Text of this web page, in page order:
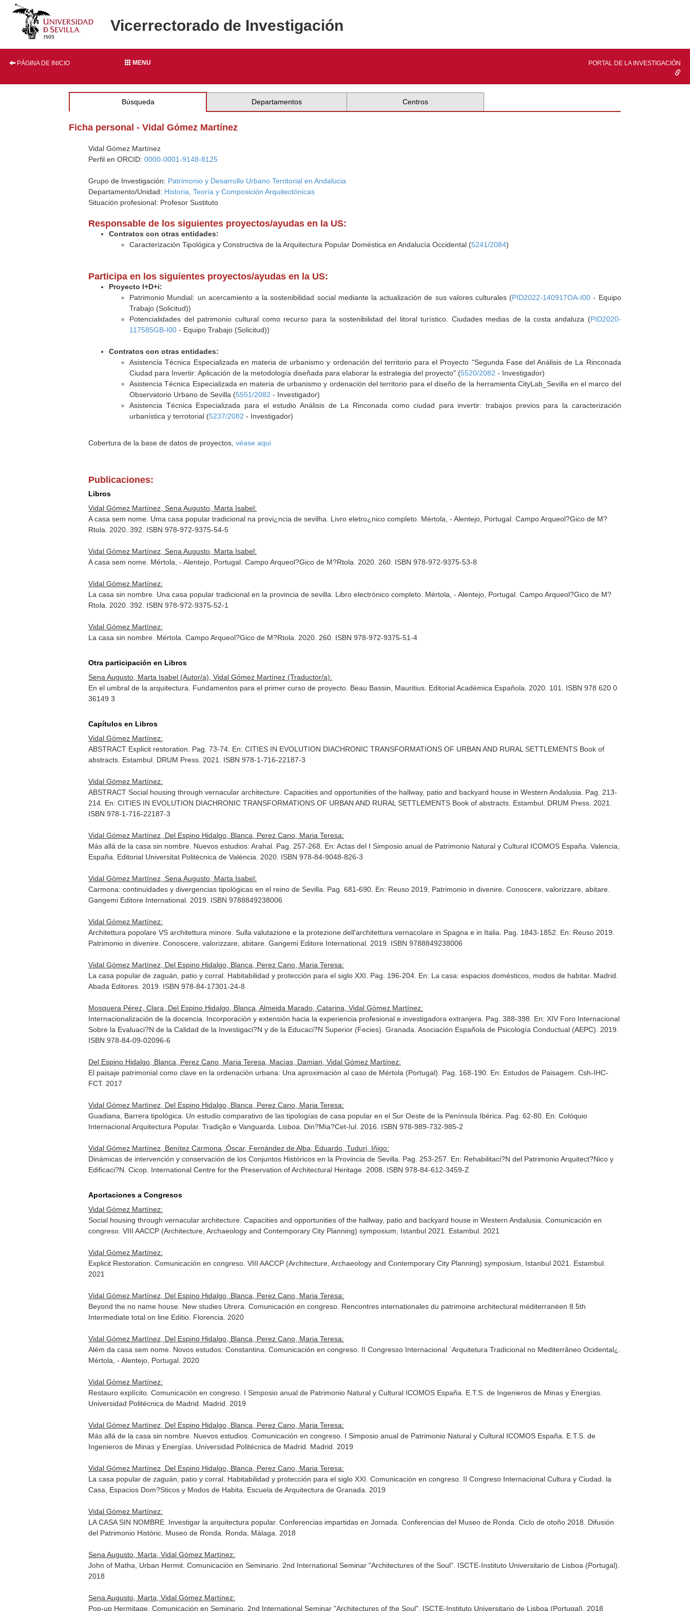
Vicerrectorado de Investigación
PÁGINA DE INICIO MENU PORTAL DE LA INVESTIGACIÓN
Búsqueda Departamentos Centros
Ficha personal - Vidal Gómez Martínez
Vidal Gómez Martínez
Perfil en ORCID:0000-0001-9148-8125
Grupo de Investigación: Patrimonio y Desarrollo Urbano Territorial en Andalucia
Departamento/Unidad: Historia, Teoría y Composición Arquitectónicas
Situación profesional: Profesor Sustituto
Responsable de los siguientes proyectos/ayudas en la US:
Contratos con otras entidades:
Caracterización Tipológica y Constructiva de la Arquitectura Popular Doméstica en Andalucía Occidental (5241/2084)
Participa en los siguientes proyectos/ayudas en la US:
Proyecto I+D+i:
Patrimonio Mundial: un acercamiento a la sostenibilidad social mediante la actualización de sus valores culturales (PID2022-140917OA-I00 - Equipo
Trabajo (Solicitud))
Potencialidades del patrimonio cultural como recurso para la sostenibilidad del litoral turístico. Ciudades medias de la costa andaluza (PID2020-
117585GB-I00 - Equipo Trabajo (Solicitud))
Contratos con otras entidades:
Asistencia Técnica Especializada en materia de urbanismo y ordenación del territorio para el Proyecto "Segunda Fase del Análisis de La Rinconada
Ciudad para Invertir: Aplicación de la metodología diseñada para elaborar la estrategia del proyecto" (5520/2082 - Investigador)
Asistencia Técnica Especializada en materia de urbanismo y ordenación del territorio para el diseño de la herramienta CityLab_Sevilla en el marco del
Observatorio Urbano de Sevilla (5551/2082 - Investigador)
Asistencia Técnica Especializada para el estudio Análisis de La Rinconada como ciudad para invertir: trabajos previos para la caracterización
urbanística y terrotorial (5237/2082 - Investigador)
Cobertura de la base de datos de proyectos,véase aqui
Publicaciones:
Libros
Vidal Gómez Martínez, Sena Augusto, Marta Isabel:
A casa sem nome. Uma casa popular tradicional na provi¿ncia de sevilha. Livro eletro¿nico completo. Mértola, - Alentejo, Portugal. Campo Arqueol?Gico de M?
Rtola. 2020. 392. ISBN 978-972-9375-54-5
Vidal Gómez Martínez, Sena Augusto, Marta Isabel:
A casa sem nome. Mértola, - Alentejo, Portugal. Campo Arqueol?Gico de M?Rtola. 2020. 260. ISBN 978-972-9375-53-8
Vidal Gómez Martínez:
La casa sin nombre. Una casa popular tradicional en la provincia de sevilla. Libro electrónico completo. Mértola, - Alentejo, Portugal. Campo Arqueol?Gico de M?
Rtola. 2020. 392. ISBN 978-972-9375-52-1
Vidal Gómez Martínez:
La casa sin nombre. Mértola. Campo Arqueol?Gico de M?Rtola. 2020. 260. ISBN 978-972-9375-51-4
Otra participación en Libros
Sena Augusto, Marta Isabel (Autor/a), Vidal Gómez Martínez (Traductor/a):
En el umbral de la arquitectura. Fundamentos para el primer curso de proyecto. Beau Bassin, Mauritius. Editorial Académica Española. 2020. 101. ISBN 978 620 0
36149 3
Capítulos en Libros
Vidal Gómez Martínez:
ABSTRACT Explicit restoration. Pag. 73-74. En: CITIES IN EVOLUTION DIACHRONIC TRANSFORMATIONS OF URBAN AND RURAL SETTLEMENTS Book of
abstracts . Estambul. DRUM Press. 2021. ISBN 978-1-716-22187-3
Vidal Gómez Martínez:
ABSTRACT Social housing through vernacular architecture. Capacities and opportunities of the hallway, patio and backyard house in Western Andalusia. Pag. 213-
214. En: CITIES IN EVOLUTION DIACHRONIC TRANSFORMATIONS OF URBAN AND RURAL SETTLEMENTS Book of abstracts . Estambul. DRUM Press. 2021.
ISBN 978-1-716-22187-3
Vidal Gómez Martínez, Del Espino Hidalgo, Blanca, Perez Cano, Maria Teresa:
Más allá de la casa sin nombre. Nuevos estudios: Arahal. Pag. 257-268. En: Actas del I Simposio anual de Patrimonio Natural y Cultural ICOMOS España . Valencia,
España. Editorial Universitat Politècnica de València. 2020. ISBN 978-84-9048-826-3
Vidal Gómez Martínez, Sena Augusto, Marta Isabel:
Carmona: continuidades y divergencias tipológicas en el reino de Sevilla. Pag. 681-690. En: Reuso 2019. Patrimonio in divenire. Conoscere, valorizzare, abitare
Gangemi Editore International. 2019. ISBN 9788849238006
Vidal Gómez Martínez:
Architettura popolare VS architettura minore. Sulla valutazione e la protezione dell'architettura vernacolare in Spagna e in Italia. Pag. 1843-1852. En: Reuso 2019.
Patrimonio in divenire. Conoscere, valorizzare, abitare . Gangemi Editore International. 2019. ISBN 9788849238006
Vidal Gómez Martínez, Del Espino Hidalgo, Blanca, Perez Cano, Maria Teresa:
La casa popular de zaguán, patio y corral. Habitabilidad y protección para el siglo XXI. Pag. 196-204. En: La casa: espacios domésticos, modos de habitar. Madrid.
Abada Editores. 2019. ISBN 978-84-17301-24-8
Mosquera Pérez, Clara, Del Espino Hidalgo, Blanca, Almeida Marado, Catarina, Vidal Gómez Martínez:
Internacionalización de la docencia. Incorporación y extensión hacia la experiencia profesional e investigadora extranjera. Pag. 388-398. En: XIV Foro Internacional
Sobre la Evaluaci?N de la Calidad de la Investigaci?N y de la Educaci?N Superior (Fecies) . Granada. Asociación Española de Psicología Conductual (AEPC). 2019.
ISBN 978-84-09-02096-6
Del Espino Hidalgo, Blanca, Perez Cano, Maria Teresa, Macías, Damian, Vidal Gómez Martínez:
El paisaje patrimonial como clave en la ordenación urbana: Una aproximación al caso de Mértola (Portugal). Pag. 168-190. En: Estudos de Paisagem . Csh-IHC-
FCT. 2017
Vidal Gómez Martínez, Del Espino Hidalgo, Blanca, Perez Cano, Maria Teresa:
Guadiana, Barrera tipológica. Un estudio comparativo de las tipologías de casa popular en el Sur Oeste de la Península Ibérica. Pag. 62-80. En: Colóquio
Internacional Arquitectura Popular. Tradição e Vanguarda . Lisboa. Din?Mia?Cet-Iul. 2016. ISBN 978-989-732-985-2
Vidal Gómez Martínez, Benítez Carmona, Óscar, Fernández de Alba, Eduardo, Tuduri, Iñigo:
Dinámicas de intervención y conservación de los Conjuntos Históricos en la Provincia de Sevilla. Pag. 253-257. En: Rehabilitaci?N del Patrimonio Arquitect?Nico y
Edificaci?N . Cicop. International Centre for the Preservation of Architectural Heritage. 2008. ISBN 978-84-612-3459-Z
Aportaciones a Congresos
Vidal Gómez Martínez:
Social housing through vernacular architecture. Capacities and opportunities of the hallway, patio and backyard house in Western Andalusia. Comunicación en
congreso. VIII AACCP (Architecture, Archaeology and Contemporary City Planning) symposium, Istanbul 2021. Estambul. 2021
Vidal Gómez Martínez:
Explicit Restoration. Comunicación en congreso. VIII AACCP (Architecture, Archaeology and Contemporary City Planning) symposium, Istanbul 2021. Estambul.
2021
Vidal Gómez Martínez, Del Espino Hidalgo, Blanca, Perez Cano, Maria Teresa:
Beyond the no name house. New studies Utrera. Comunicación en congreso. Rencontres internationales du patrimoine architectural méditerranéen 8.5th
Intermediate total on line Editio. Florencia. 2020
Vidal Gómez Martínez, Del Espino Hidalgo, Blanca, Perez Cano, Maria Teresa:
Além da casa sem nome. Novos estudos: Constantina. Comunicación en congreso. II Congresso Internacional `Arquitetura Tradicional no Mediterrâneo Ocidental¿.
Mértola, - Alentejo, Portugal. 2020
Vidal Gómez Martínez:
Restauro explícito. Comunicación en congreso. I Simposio anual de Patrimonio Natural y Cultural ICOMOS España. E.T.S. de Ingenieros de Minas y Energías.
Universidad Politécnica de Madrid. Madrid. 2019
Vidal Gómez Martínez, Del Espino Hidalgo, Blanca, Perez Cano, Maria Teresa:
Más allá de la casa sin nombre. Nuevos estudios. Comunicación en congreso. I Simposio anual de Patrimonio Natural y Cultural ICOMOS España. E.T.S. de
Ingenieros de Minas y Energías. Universidad Politécnica de Madrid. Madrid. 2019
Vidal Gómez Martínez, Del Espino Hidalgo, Blanca, Perez Cano, Maria Teresa:
La casa popular de zaguán, patio y corral. Habitabilidad y protección para el siglo XXI. Comunicación en congreso. II Congreso Internacional Cultura y Ciudad. la
Casa, Espacios Dom?Sticos y Modos de Habita. Escuela de Arquitectura de Granada. 2019
Vidal Gómez Martínez:
LA CASA SIN NOMBRE. Investigar la arquitectura popular. Conferencias impartidas en Jornada. Conferencias del Museo de Ronda. Ciclo de otoño 2018. Difusión
del Patrimonio Históric. Museo de Ronda. Ronda, Málaga. 2018
Sena Augusto, Marta, Vidal Gómez Martínez:
John of Matha, Urban Hermit. Comunicación en Seminario. 2nd International Seminar "Architectures of the Soul". ISCTE-Instituto Universitario de Lisboa (Portugal).
2018
Sena Augusto, Marta, Vidal Gómez Martínez:
Pop-up Hermitage. Comunicación en Seminario. 2nd International Seminar "Architectures of the Soul". ISCTE-Instituto Universitario de Lisboa (Portugal). 2018